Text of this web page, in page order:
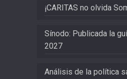
¡CARITAS no olvida
Sínodo: Publicada la
2027
Análisis de la política